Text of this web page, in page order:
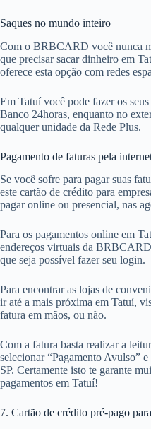
Saques no mundo inteiro
Com o BRBCARD você nunca
que precisar sacar dinheiro em
oferece esta opção com redes
Em Tatuí você pode fazer os
Banco 24horas, enquanto no
qualquer unidade da Rede Plus.
Pagamento de faturas pela
Se você sofre para pagar suas
este cartão de crédito para
pagar online ou presencial, nas
Para os pagamentos online em
endereços virtuais da
que seja possível fazer seu login.
Para encontrar as lojas de
ir até a mais próxima em Tatuí,
fatura em mãos, ou não.
Com a fatura basta realizar a
selecionar “Pagamento Avulso”
SP. Certamente isto te garante
pagamentos em Tatuí!
7. Cartão de crédito pré-pago